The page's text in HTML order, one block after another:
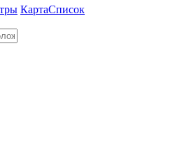
КартаСписок